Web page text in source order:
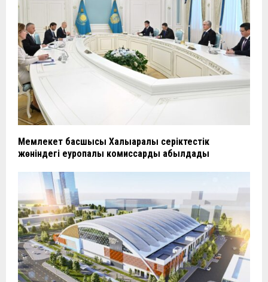
Мемлекет басшысы Халықаралық серіктестік
жөніндегі еуропалық комиссарды қабылдады